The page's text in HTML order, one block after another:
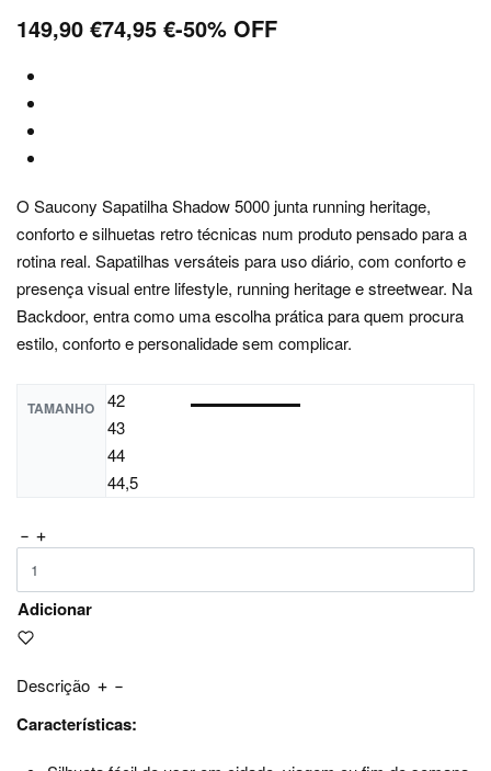
149,90 €74,95 €-50% OFF
O Saucony Sapatilha Shadow 5000 junta running heritage,
conforto e silhuetas retro técnicas num produto pensado para a
rotina real. Sapatilhas versáteis para uso diário, com conforto e
presença visual entre lifestyle, running heritage e streetwear. Na
Backdoor, entra como uma escolha prática para quem procura
estilo, conforto e personalidade sem complicar.
TAMANHO
42
43
44
44,5
Adicionar
Descrição
Características: